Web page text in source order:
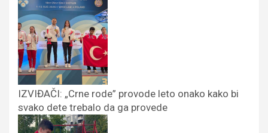
IZVIĐAČI: „Crne rode” provode leto onako kako bi
svako dete trebalo da ga provede